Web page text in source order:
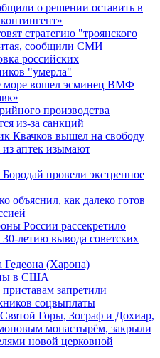
о решении оставить в
стратегию "троянского
сообщили СМИ
российских
"умерла"
море вошел эсминец ВМФ
производства
из-за санкций
Квачков вышел на свободу
аптек изымают
провели экстренное
объяснил, как далеко готов
России рассекретило
летию вывода советских
Гедеона (Харона)
в США
запретили
соцвыплаты
Горы, Зограф и Дохиар,
монастырём, закрыли
новой церковной